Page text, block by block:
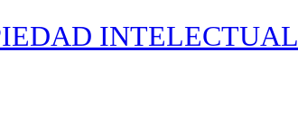
INTELECTUAL